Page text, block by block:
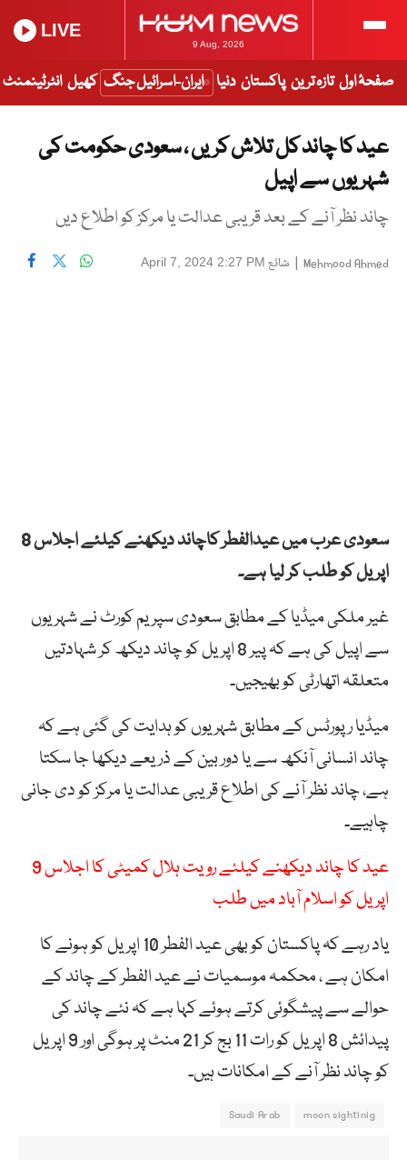
9 Aug, 2026
LIVE
صفحۂ اول تازہ ترین پاکستان دنیا ایران-اسرائیل جنگ کھیل انٹرٹینمنٹ
عید کا چاند کل تلاش کریں ، سعودی حکومت کی
شہریوں سے اپیل
چاند نظر آنے کے بعد قریبی عدالت یا مرکز کو اطلاع دیں
Mehmood Ahmed
| شائع April 7, 2024 2:27 PM
سعودی عرب میں عیدالفطر کاچاند دیکھنے کیلئے اجلاس 8
اپریل کو طلب کر لیا ہے۔
غیر ملکی میڈیا کے مطابق سعودی سپریم کورٹ نے شہریوں
سے اپیل کی ہے کہ پیر 8 اپریل کو چاند دیکھ کر شہادتیں
متعلقہ اتھارٹی کو بھیجیں۔
میڈیا رپورٹس کے مطابق شہریوں کو ہدایت کی گئی ہے کہ
چاند انسانی آنکھ سے یا دور بین کے ذریعے دیکھا جا سکتا
ہے، چاند نظر آنے کی اطلاع قریبی عدالت یا مرکز کو دی جانی
چاہیے۔
عید کا چاند دیکھنے کیلئے رویت ہلال کمیٹی کا اجلاس 9
اپریل کو اسلام آباد میں طلب
یاد رہے کہ پاکستان کو بھی عید الفطر 10 اپریل کو ہونے کا
امکان ہے ، محکمہ موسمیات نے عید الفطر کے چاند کے
حوالے سے پیشگوئی کرتے ہوئے کہا ہے کہ نئے چاند کی
پیدائش 8 اپریل کو رات 11 بج کر 21 منٹ پر ہوگی اور 9 اپریل
کو چاند نظر آنے کے امکانات ہیں۔
moon sightinig
Saudi Arab